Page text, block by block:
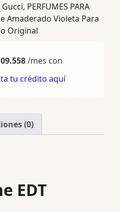
Gucci, PERFUMES PARA
Amaderado Violeta Para
Original
/mes con
tu crédito aquí
(0)
EDT